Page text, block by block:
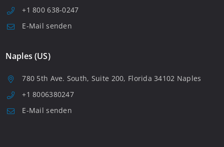
+1 800 638-0247
E-Mail senden
Naples (US)
780 5th Ave. South, Suite 200, Florida 34102 Naples
+1 8006380247
E-Mail senden